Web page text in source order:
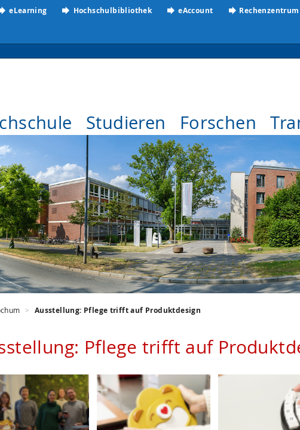
eLearning Hochschulbibliothek eAccount Rechenzentrum
Studieren Forschen
Ausstellung: Pflege trifft auf Produktdesign
Pflege trifft auf